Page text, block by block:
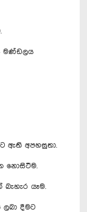
මණ්ඩලය
ඇති අපහසුතා.
නොසිටීම.
යෑම.
දීමට